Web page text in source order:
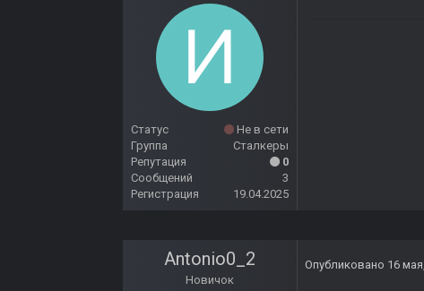
Статус
Не в сети
Группа
Сталкеры
Репутация
0
Сообщений
3
Регистрация
19.04.2025
Antonio0_2
Новичок
Опубликовано 16